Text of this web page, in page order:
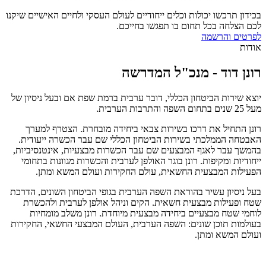
בכידון תרכשו יכולות וכלים ייחודיים לעולם העסקי ולחיים האישיים שיקנו
לכם הצלחה בכל תחום בו תפגשו בחייכם.
לפרטים והרשמה
אודות
רונן דוד - מנכ"ל המדרשה
יוצא שירות הביטחון הכללי, דובר ערבית ברמת שפת אם ובעל ניסיון של
מעל 25 שנים בתחום השפה והתרבות הערבית.
רונן התחיל את דרכו בשירות צבאי ביחידה מובחרת. הצטרף למערך
האבטחה הממלכתי בשירות הביטחון הכללי שם עבר הכשרה ייעודית.
בהמשך עבר לאגף המבצעים שם עבר הכשרות מבצעיות, אינטנסיביות,
ייחודיות ומקיפות. רונן בוגר האולפן לערבית והכשרות מגוונות בתחומי
הפעילות המבצעית החשאית, עולם החקירות ועולם המשא ומתן.
בעל ניסיון עשיר בהוראת השפה הערבית בגופי הביטחון השונים, הדרכת
שטח ופעילות מבצעית חשאית. הקים וניהל אולפן לערבית ולהכשרת
לוחמי שטח מבצעיים ביחידה מבצעית מיוחדת. רונן משלב מומחיות
בעולמות תוכן שונים: השפה הערבית, העולם המבצעי החשאי, החקירות
ועולם המשא ומתן.